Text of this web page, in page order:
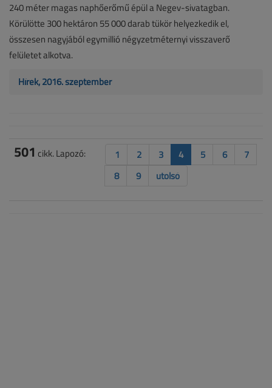
240 méter magas naphőerőmű épül a Negev-sivatagban.
Körülötte 300 hektáron 55 000 darab tükör helyezkedik el,
összesen nagyjából egymillió négyzetméternyi visszaverő
felületet alkotva.
Hírek, 2016. szeptember
501 cikk. Lapozó: 1 2 3 4 5 6
7
8
9 utolsó